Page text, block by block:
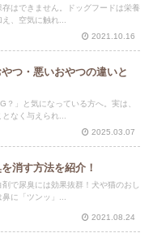
はできません。ドッグフードは栄養
、空気に触れ...
2021.10.16
つ・悪いおやつの違いと
？」と気になっている方へ。実は、
となく与えられ...
2025.03.07
消す方法を紹介！
で尿臭には効果抜群！犬や猫のおし
鼻に「ツンッ」...
2021.08.24